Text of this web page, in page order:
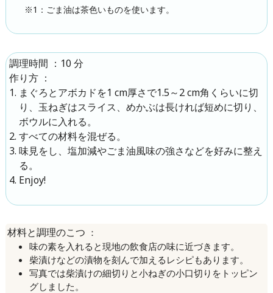
※1：ごま油は茶色いものを使います。
調理時間 ： 10 分
作り方
：
まぐろとアボカドを1 cm厚さで1.5～2 cm角くらいに切
り、玉ねぎはスライス、めかぶは長ければ短めに切り、
ボウルに入れる。
すべての材料を混ぜる。
味見をし、塩加減やごま油風味の強さなどを好みに整え
る。
Enjoy!
材料と調理のこつ
：
味の素を入れると現地の飲食店の味に近づきます。
柴漬けなどの漬物を刻んで加えるレシピもあります。
写真では柴漬けの細切りと小ねぎの小口切りをトッピン
グしました。